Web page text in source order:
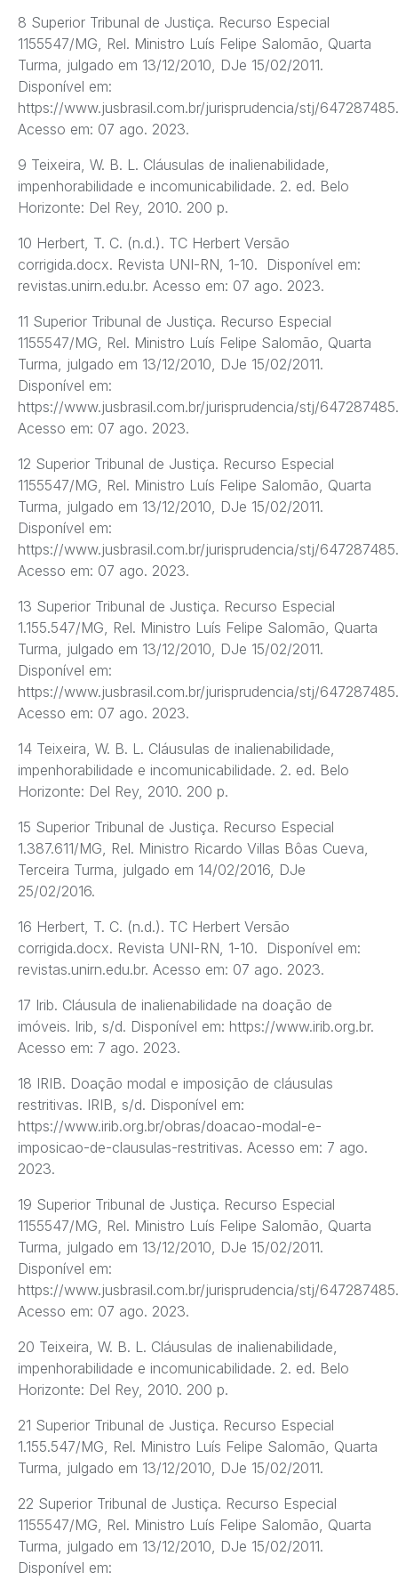
8 Superior Tribunal de Justiça. Recurso Especial
1155547/MG, Rel. Ministro Luís Felipe Salomão, Quarta
Turma, julgado em 13/12/2010, DJe 15/02/2011.
Disponível em:
https://www.jusbrasil.com.br/jurisprudencia/stj/
Acesso em: 07 ago. 2023.
9 Teixeira, W. B. L. Cláusulas de inalienabilidade,
impenhorabilidade e incomunicabilidade. 2. ed. Belo
Horizonte: Del Rey, 2010. 200 p.
10 Herbert, T. C. (n.d.). TC Herbert Versão
corrigida.docx. Revista UNI-RN, 1-10. Disponível em:
revistas.unirn.edu.br. Acesso em: 07 ago. 2023.
11 Superior Tribunal de Justiça. Recurso Especial
1155547/MG, Rel. Ministro Luís Felipe Salomão, Quarta
Turma, julgado em 13/12/2010, DJe 15/02/2011.
Disponível em:
https://www.jusbrasil.com.br/jurisprudencia/stj/
Acesso em: 07 ago. 2023.
12 Superior Tribunal de Justiça. Recurso Especial
1155547/MG, Rel. Ministro Luís Felipe Salomão, Quarta
Turma, julgado em 13/12/2010, DJe 15/02/2011.
Disponível em:
https://www.jusbrasil.com.br/jurisprudencia/stj/
Acesso em: 07 ago. 2023.
13 Superior Tribunal de Justiça. Recurso Especial
1.155.547/MG, Rel. Ministro Luís Felipe Salomão, Quarta
Turma, julgado em 13/12/2010, DJe 15/02/2011.
Disponível em:
https://www.jusbrasil.com.br/jurisprudencia/stj/
Acesso em: 07 ago. 2023.
14 Teixeira, W. B. L. Cláusulas de inalienabilidade,
impenhorabilidade e incomunicabilidade. 2. ed. Belo
Horizonte: Del Rey, 2010. 200 p.
15 Superior Tribunal de Justiça. Recurso Especial
1.387.611/MG, Rel. Ministro Ricardo Villas Bôas Cueva,
Terceira Turma, julgado em 14/02/2016, DJe
25/02/2016.
16 Herbert, T. C. (n.d.). TC Herbert Versão
corrigida.docx. Revista UNI-RN, 1-10. Disponível em:
revistas.unirn.edu.br. Acesso em: 07 ago. 2023.
17 Irib. Cláusula de inalienabilidade na doação de
imóveis. Irib, s/d. Disponível em: https://www.irib.org.br.
Acesso em: 7 ago. 2023.
18 IRIB. Doação modal e imposição de cláusulas
restritivas. IRIB, s/d. Disponível em:
https://www.irib.org.br/obras/doacao-modal-e-
imposicao-de-clausulas-restritivas. Acesso em: 7 ago.
2023.
19 Superior Tribunal de Justiça. Recurso Especial
1155547/MG, Rel. Ministro Luís Felipe Salomão, Quarta
Turma, julgado em 13/12/2010, DJe 15/02/2011.
Disponível em:
https://www.jusbrasil.com.br/jurisprudencia/stj/
Acesso em: 07 ago. 2023.
20 Teixeira, W. B. L. Cláusulas de inalienabilidade,
impenhorabilidade e incomunicabilidade. 2. ed. Belo
Horizonte: Del Rey, 2010. 200 p.
21 Superior Tribunal de Justiça. Recurso Especial
1.155.547/MG, Rel. Ministro Luís Felipe Salomão, Quarta
Turma, julgado em 13/12/2010, DJe 15/02/2011.
22 Superior Tribunal de Justiça. Recurso Especial
1155547/MG, Rel. Ministro Luís Felipe Salomão, Quarta
Turma, julgado em 13/12/2010, DJe 15/02/2011.
Disponível em: